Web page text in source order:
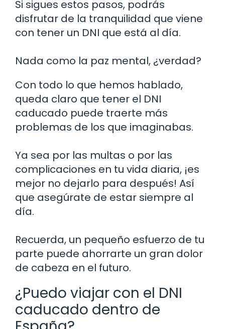
Si sigues estos pasos, podrás
disfrutar de la tranquilidad que viene
con tener un DNI que está al día.
Nada como la paz mental, ¿verdad?
Con todo lo que hemos hablado,
queda claro que tener el DNI
caducado puede traerte más
problemas de los que imaginabas.
Ya sea por las multas o por las
complicaciones en tu vida diaria, ¡es
mejor no dejarlo para después! Así
que asegúrate de estar siempre al
día.
Recuerda, un pequeño esfuerzo de tu
parte puede ahorrarte un gran dolor
de cabeza en el futuro.
¿Puedo viajar con el DNI
caducado dentro de